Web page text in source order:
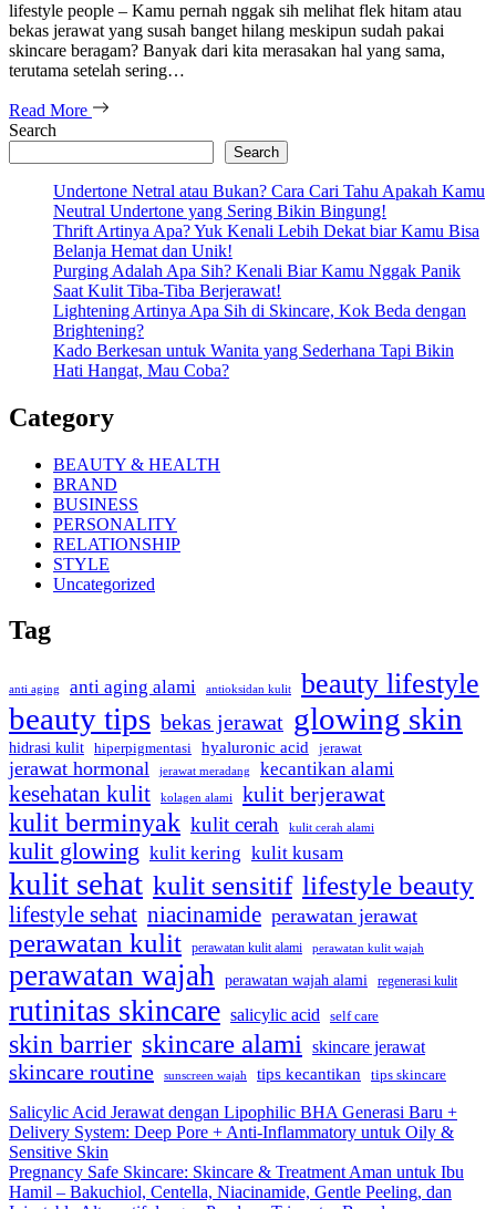
lifestyle people – Kamu pernah nggak sih melihat flek hitam atau
bekas jerawat yang susah banget hilang meskipun sudah pakai
skincare beragam? Banyak dari kita merasakan hal yang sama,
terutama setelah sering…
Read More
Search
Search
Undertone Netral atau Bukan? Cara Cari Tahu Apakah Kamu
Neutral Undertone yang Sering Bikin Bingung!
Thrift Artinya Apa? Yuk Kenali Lebih Dekat biar Kamu Bisa
Belanja Hemat dan Unik!
Purging Adalah Apa Sih? Kenali Biar Kamu Nggak Panik
Saat Kulit Tiba-Tiba Berjerawat!
Lightening Artinya Apa Sih di Skincare, Kok Beda dengan
Brightening?
Kado Berkesan untuk Wanita yang Sederhana Tapi Bikin
Hati Hangat, Mau Coba?
Category
BEAUTY & HEALTH
BRAND
BUSINESS
PERSONALITY
RELATIONSHIP
STYLE
Uncategorized
Tag
anti aging anti aging alami antioksidan kulit beauty lifestyle
beauty tips bekas jerawat glowing skin
hidrasi kulit hiperpigmentasi hyaluronic acid jerawat
jerawat hormonal jerawat meradang kecantikan alami
kesehatan kulit kolagen alami kulit berjerawat
kulit berminyak kulit cerah kulit cerah alami
kulit glowing kulit kering kulit kusam
kulit sehat kulit sensitif lifestyle beauty
lifestyle sehat niacinamide perawatan jerawat
perawatan kulit perawatan kulit alami perawatan kulit wajah
perawatan wajah perawatan wajah alami regenerasi kulit
rutinitas skincare salicylic acid self care
skin barrier skincare alami skincare jerawat
skincare routine sunscreen wajah tips kecantikan tips skincare
Salicylic Acid Jerawat dengan Lipophilic BHA Generasi Baru +
Delivery System: Deep Pore + Anti-Inflammatory untuk Oily &
Sensitive Skin
Pregnancy Safe Skincare: Skincare & Treatment Aman untuk Ibu
Hamil – Bakuchiol, Centella, Niacinamide, Gentle Peeling, dan